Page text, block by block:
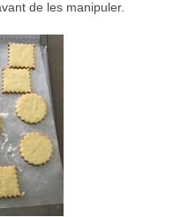
de les manipuler.